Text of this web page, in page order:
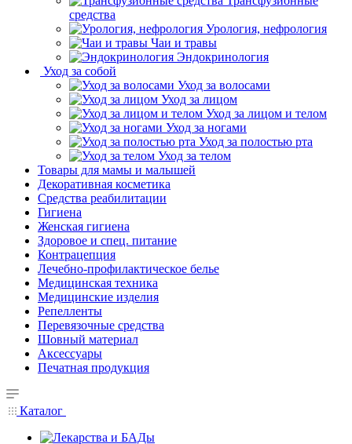
средства
Урология, нефрология
Чаи и травы
Эндокринология
Уход за собой
Уход за волосами
Уход за лицом
Уход за лицом и телом
Уход за ногами
Уход за полостью рта
Уход за телом
Товары для мамы и малышей
Декоративная косметика
Средства реабилитации
Гигиена
Женская гигиена
Здоровое и спец. питание
Контрацепция
Лечебно-профилактическое белье
Медицинская техника
Медицинские изделия
Репелленты
Перевязочные средства
Шовный материал
Аксессуары
Печатная продукция
Каталог